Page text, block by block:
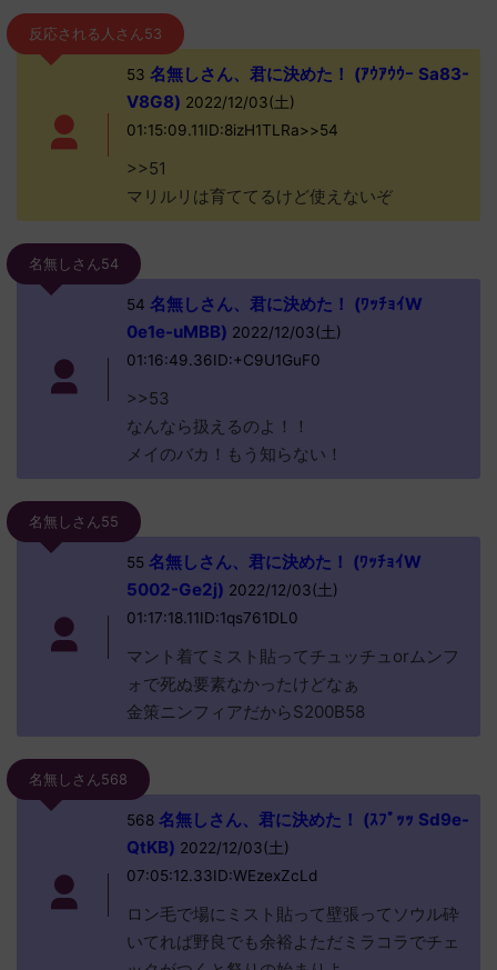
反応される人さん53
53 名無しさん、君に決めた！ (ｱｳｱｳｳｰ Sa83-
V8G8) 2022/12/03(土)
01:15:09.11ID:8izH1TLRa>>54
>>51
マリルリは育ててるけど使えないぞ
名無しさん54
54 名無しさん、君に決めた！ (ﾜｯﾁｮｲW
0e1e-uMBB) 2022/12/03(土)
01:16:49.36ID:+C9U1GuF0
>>53
なんなら扱えるのよ！！
メイのバカ！もう知らない！
名無しさん55
55名無しさん、君に決めた！ (ﾜｯﾁｮｲW
5002-Ge2j) 2022/12/03(土)
01:17:18.11ID:1qs761DL0
マント着てミスト貼ってチュッチュorムンフ
ォで死ぬ要素なかったけどなぁ
金策ニンフィアだからS200B58
名無しさん568
568名無しさん、君に決めた！ (ｽﾌﾟｯｯ Sd9e-
QtKB) 2022/12/03(土)
07:05:12.33ID:WEzexZcLd
ロン毛で場にミスト貼って壁張ってソウル砕
いてれば野良でも余裕よただミラコラでチェ